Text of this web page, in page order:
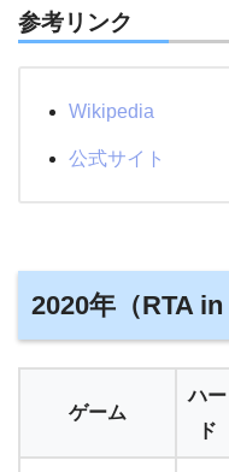
参考リンク
Wikipedia
公式サイト
2020年（RTA in
ゲーム
ハー
ド